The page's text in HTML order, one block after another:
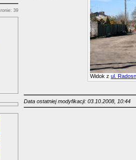
39
Widok zul.
Data ostatniej modyfikacji: 03.10.2008, 10:44